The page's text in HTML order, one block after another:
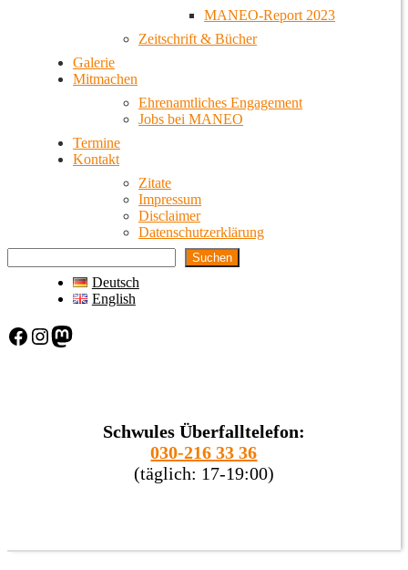
MANEO-Report 2023
Zeitschrift & Bücher
Galerie
Mitmachen
Ehrenamtliches Engagement
Jobs bei MANEO
Termine
Kontakt
Zitate
Impressum
Disclaimer
Datenschutzerklärung
Suchen
Deutsch
English
Facebook Instagram Mastodon
Schwules Überfalltelefon:
030-216 33 36
(täglich: 17-19:00)